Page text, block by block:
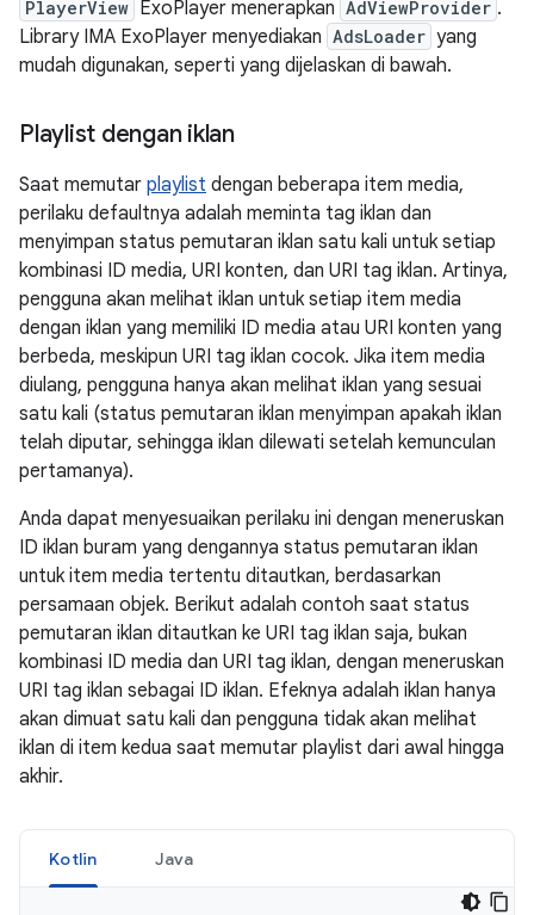
PlayerView ExoPlayer menerapkan AdViewProvider .
Library IMA ExoPlayer menyediakan AdsLoader yang
mudah digunakan, seperti yang dijelaskan di bawah.
Playlist dengan iklan
Saat memutar playlist dengan beberapa item media,
perilaku defaultnya adalah meminta tag iklan dan
menyimpan status pemutaran iklan satu kali untuk setiap
kombinasi ID media, URI konten, dan URI tag iklan. Artinya,
pengguna akan melihat iklan untuk setiap item media
dengan iklan yang memiliki ID media atau URI konten yang
berbeda, meskipun URI tag iklan cocok. Jika item media
diulang, pengguna hanya akan melihat iklan yang sesuai
satu kali (status pemutaran iklan menyimpan apakah iklan
telah diputar, sehingga iklan dilewati setelah kemunculan
pertamanya).
Anda dapat menyesuaikan perilaku ini dengan meneruskan
ID iklan buram yang dengannya status pemutaran iklan
untuk item media tertentu ditautkan, berdasarkan
persamaan objek. Berikut adalah contoh saat status
pemutaran iklan ditautkan ke URI tag iklan saja, bukan
kombinasi ID media dan URI tag iklan, dengan meneruskan
URI tag iklan sebagai ID iklan. Efeknya adalah iklan hanya
akan dimuat satu kali dan pengguna tidak akan melihat
iklan di item kedua saat memutar playlist dari awal hingga
akhir.
Kotlin Java